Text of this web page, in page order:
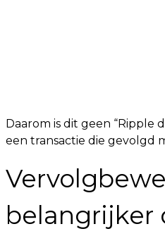
Daarom is dit geen “Ripple
een transactie die gevolgd
belangrijker